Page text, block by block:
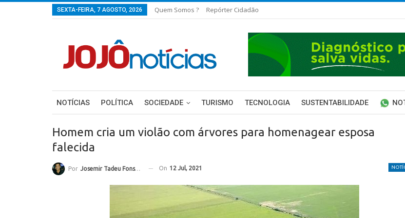
SEXTA-FEIRA, 7 AGOSTO, 2026 Quem Somos ? Repórter Cidadão
NOTÍCIAS POLÍTICA SOCIEDADE TURISMO TECNOLOGIA SUSTENTABILIDADE
Homem cria um violão com árvores para homenagear esposa
falecida
Por Josemir Tadeu Fonseca On 12 Jul, 2021